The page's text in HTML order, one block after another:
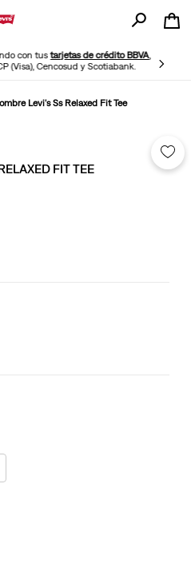
con tustarjetas de crédito BBVA,
(Visa), Cencosud y Scotiabank.
Levi's Ss Relaxed Fit Tee
FIT TEE